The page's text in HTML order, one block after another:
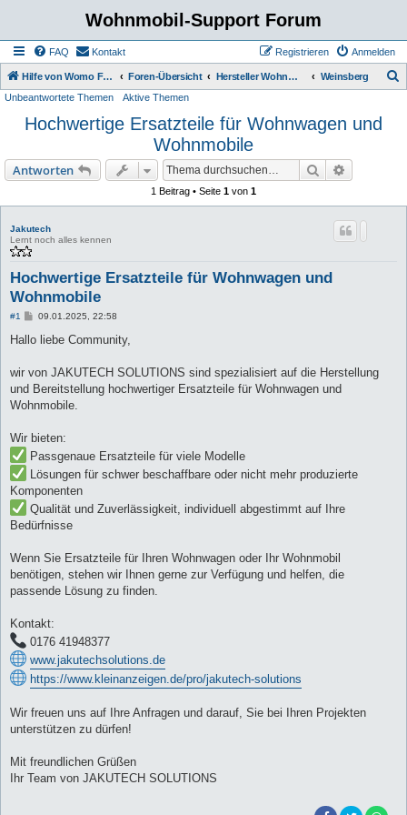
Wohnmobil-Support Forum
FAQ Kontakt Anmelden
Registrieren
Hilfe von Womo Fans für Womo Besitzer Foren-Übersicht Hersteller Wohnmobile Caravan Weinsberg
Unbeantwortete Themen Aktive Themen
Hochwertige Ersatzteile für Wohnwagen und
Wohnmobile
Antworten Suche
1 Beitrag • Seite 1 von 1
Jakutech
Lernt noch alles kennen
Hochwertige Ersatzteile für Wohnwagen und
Wohnmobile
#1
B
i
a
09.01.2025, 22:58
Hallo liebe Community,
wir von JAKUTECH SOLUTIONS sind spezialisiert auf die Herstellung
und Bereitstellung hochwertiger Ersatzteile für Wohnwagen und
Wohnmobile.
Wir bieten:
Passgenaue Ersatzteile für viele Modelle
Lösungen für schwer beschaffbare oder nicht mehr produzierte
Komponenten
Qualität und Zuverlässigkeit, individuell abgestimmt auf Ihre
Bedürfnisse
Wenn Sie Ersatzteile für Ihren Wohnwagen oder Ihr Wohnmobil
benötigen, stehen wir Ihnen gerne zur Verfügung und helfen, die
passende Lösung zu finden.
Kontakt:
0176 41948377
www.jakutechsolutions.de
https://www.kleinanzeigen.de/pro/jakutech-solutions
Wir freuen uns auf Ihre Anfragen und darauf, Sie bei Ihren Projekten
unterstützen zu dürfen!
Mit freundlichen Grüßen
Ihr Team von JAKUTECH SOLUTIONS